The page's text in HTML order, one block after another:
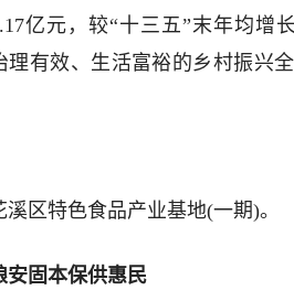
亿元，较“十三五”末年均增
理有效、生活富裕的乡村振兴
溪区特色食品产业基地(一期)。
安固本保供惠民